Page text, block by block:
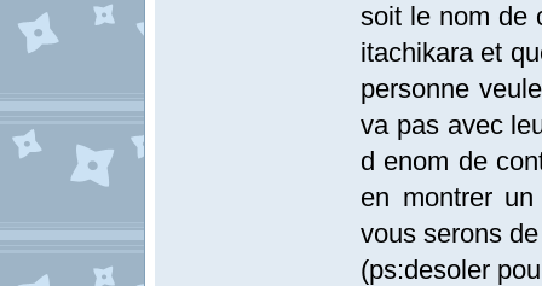
soit le nom de
itachikara et
personne
va pas avec
d enom de
en montrer
vous serons
(ps:desoler